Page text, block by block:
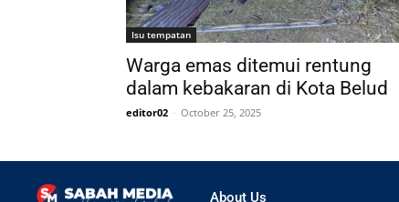
Isu tempatan
Warga emas ditemui rentung
dalam kebakaran di Kota Belud
editor02 - October 25, 2025
About Us